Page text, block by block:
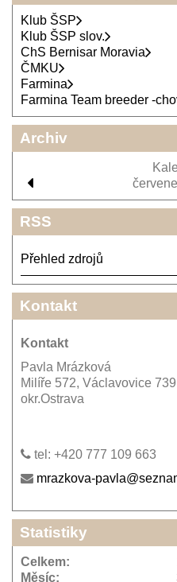
Klub ŠSP
Klub ŠSP slov.
ChS Bernisar Moravia
ČMKU
Farmina
Farmina Team breeder -
Archiv
RSS
Přehled zdrojů
Kontakt
Kontakt
Pavla Mrázková
Milíře 572, Václavovice
okr.Ostrava
tel: +420 777 109 663
mrazkova-
Statistiky
Celkem:
Měsíc: